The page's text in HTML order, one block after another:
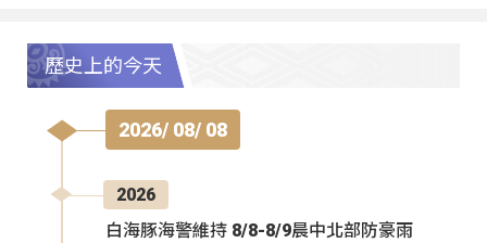
歷史上的今天
2026/ 08/ 08
2026
白海豚海警維持 8/8-8/9晨中北部防豪雨